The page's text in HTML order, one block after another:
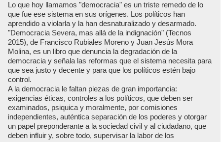
Lo que hoy llamamos "democracia" es un triste remedo de lo
que fue ese sistema en sus orígenes. Los políticos han
aprendido a violarla y la han desnaturalizado y desarmado.
"Democracia Severa, mas allá de la indignación" (Tecnos
2015), de Francisco Rubiales Moreno y Juan Jesús Mora
Molina, es un libro que denuncia la degradación de la
democracia y señala las reformas que el sistema necesita para
que sea justo y decente y para que los políticos estén bajo
control.
A la democracia le faltan piezas de gran importancia:
exigencias éticas, controles a los políticos, que deben ser
examinados, psiquica y moralmente, por comisiones
independientes, auténtica separación de los poderes y otorgar
un papel preponderante a la sociedad civil y al ciudadano, que
deben influir y, sobre todo, supervisar la labor de los